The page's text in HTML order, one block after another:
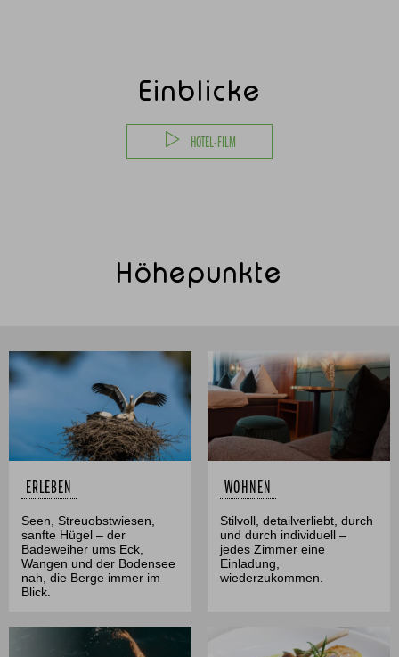
Einblicke
HOTEL-FILM
Höhepunkte
ERLEBEN
Seen, Streuobstwiesen,
sanfte Hügel – der
Badeweiher ums Eck,
Wangen und der Bodensee
nah, die Berge immer im
Blick.
WOHNEN
Stilvoll, detailverliebt, durch
und durch individuell –
jedes Zimmer eine
Einladung,
wiederzukommen.